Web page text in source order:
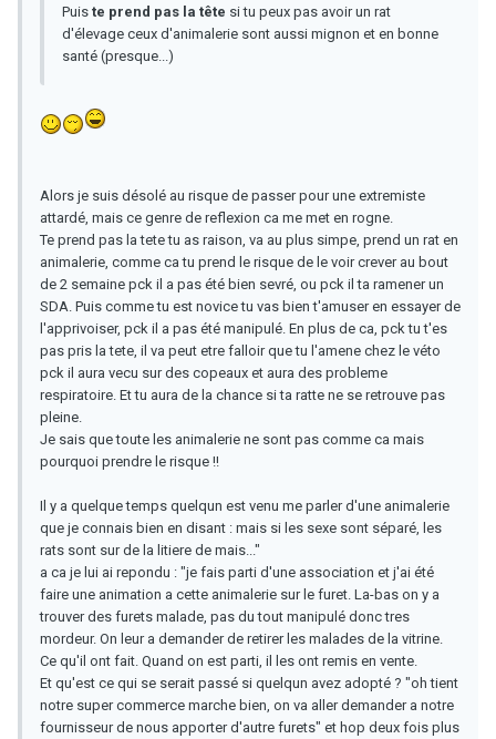
Puis te prend pas la tête si tu peux pas avoir un rat
d'élevage ceux d'animalerie sont aussi mignon et en bonne
santé (presque...)
Alors je suis désolé au risque de passer pour une extremiste
attardé, mais ce genre de reflexion ca me met en rogne.
Te prend pas la tete tu as raison, va au plus simpe, prend un rat en
animalerie, comme ca tu prend le risque de le voir crever au bout
de 2 semaine pck il a pas été bien sevré, ou pck il ta ramener un
SDA. Puis comme tu est novice tu vas bien t'amuser en essayer de
l'apprivoiser, pck il a pas été manipulé. En plus de ca, pck tu t'es
pas pris la tete, il va peut etre falloir que tu l'amene chez le véto
pck il aura vecu sur des copeaux et aura des probleme
respiratoire. Et tu aura de la chance si ta ratte ne se retrouve pas
pleine.
Je sais que toute les animalerie ne sont pas comme ca mais
pourquoi prendre le risque !!
Il y a quelque temps quelqun est venu me parler d'une animalerie
que je connais bien en disant : mais si les sexe sont séparé, les
rats sont sur de la litiere de mais..."
a ca je lui ai repondu : "je fais parti d'une association et j'ai été
faire une animation a cette animalerie sur le furet. La-bas on y a
trouver des furets malade, pas du tout manipulé donc tres
mordeur. On leur a demander de retirer les malades de la vitrine.
Ce qu'il ont fait. Quand on est parti, il les ont remis en vente.
Et qu'est ce qui se serait passé si quelqun avez adopté ? "oh tient
notre super commerce marche bien, on va aller demander a notre
fournisseur de nous apporter d'autre furets" et hop deux fois plus